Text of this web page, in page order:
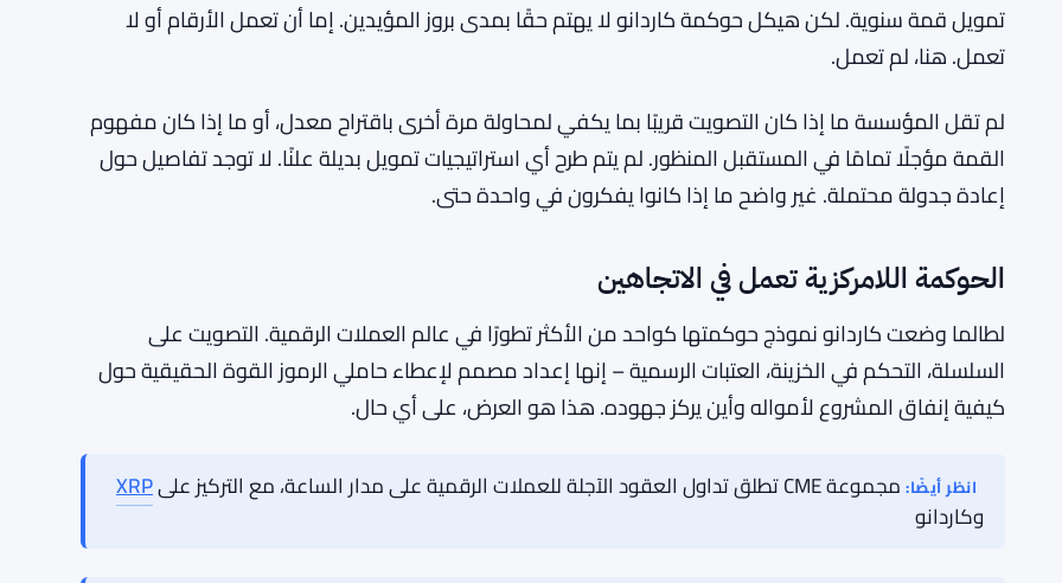
لم يكن تصويت المجتمع رفضًا ساحقًا. 65% من الناخبين أيدوا الاقتراح – وهذا أغلبية واضحة بمعايير أي معيار
تقريبًا. لكن حوكمة خزينة كاردانو لا تعتمد على الأغلبية البسيطة. عتبة الثلثين موجودة خصيصًا لمنع الأغلبية
مرتفع عن قصد. وفي هذا التصويت، لم يتمكن الاقتراح من تجاوزه، حتى مع دعم المؤسس والرئيس التنفيذي.
هذا نتيجة لافتة عندما تفكر في الأمر. دعم القيادة في مشاريع العملات الرقمية عادة ما يكون له وزن كبير.
تمويل قمة سنوية. لكن هيكل حوكمة كاردانو لا يهتم حقًا بمدى بروز المؤيدين. إما أن تعمل الأرقام أو لا
تعمل. هنا، لم تعمل.
لم تقل المؤسسة ما إذا كان التصويت قريبًا بما يكفي لمحاولة مرة أخرى باقتراح معدل، أو ما إذا كان مفهوم
القمة مؤجلًا تمامًا في المستقبل المنظور. لم يتم طرح أي استراتيجيات تمويل بديلة علنًا. لا توجد تفاصيل حول
الحوكمة اللامركزية تعمل في الاتجاهين